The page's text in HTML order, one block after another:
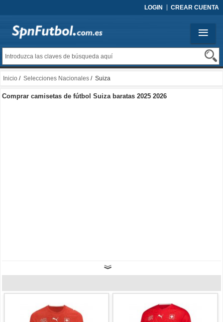
LOGIN CREAR CUENTA
Inicio / Selecciones Nacionales / Suiza
Comprar camisetas de fútbol Suiza baratas 2025 2026